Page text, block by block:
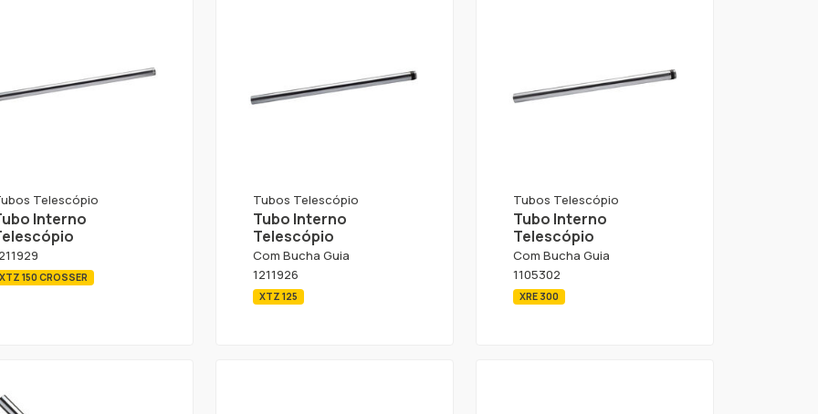
Telescópio
Interno
150 CROSSER
Tubos Telescópio
Tubo Interno
Telescópio
Com Bucha Guia
1211926
XTZ 125
Tubos Telescópio
Tubo Interno
Telescópio
Com Bucha Guia
1105302
XRE 300